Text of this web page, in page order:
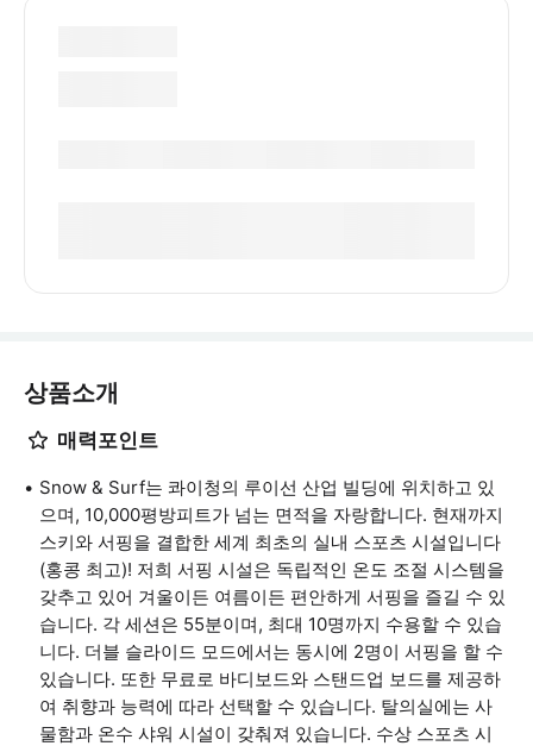
상품소개
매력포인트
Snow & Surf는 콰이청의 루이선 산업 빌딩에 위치하고 있
으며, 10,000평방피트가 넘는 면적을 자랑합니다. 현재까지
스키와 서핑을 결합한 세계 최초의 실내 스포츠 시설입니다
(홍콩 최고)! 저희 서핑 시설은 독립적인 온도 조절 시스템을
갖추고 있어 겨울이든 여름이든 편안하게 서핑을 즐길 수 있
습니다. 각 세션은 55분이며, 최대 10명까지 수용할 수 있습
니다. 더블 슬라이드 모드에서는 동시에 2명이 서핑을 할 수
있습니다. 또한 무료로 바디보드와 스탠드업 보드를 제공하
여 취향과 능력에 따라 선택할 수 있습니다. 탈의실에는 사
물함과 온수 샤워 시설이 갖춰져 있습니다. 수상 스포츠 시